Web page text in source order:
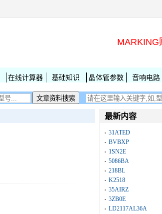
MARKING
在线计算器 基础知识 晶体管参数 音响电路
最新内容
31ATED
BVBXP
1SN2E
5086BA
218BL
K2518
35AIRZ
3ZB0E
LD2117AL36A